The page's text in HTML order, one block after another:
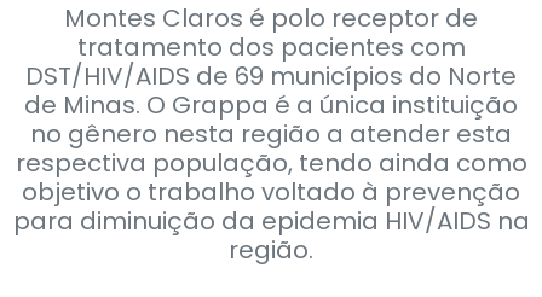
Montes Claros é polo receptor de
tratamento dos pacientes com
DST/HIV/AIDS de 69 municípios do Norte
de Minas. O Grappa é a única instituição
no gênero nesta região a atender esta
respectiva população, tendo ainda como
objetivo o trabalho voltado à prevenção
para diminuição da epidemia HIV/AIDS na
região.